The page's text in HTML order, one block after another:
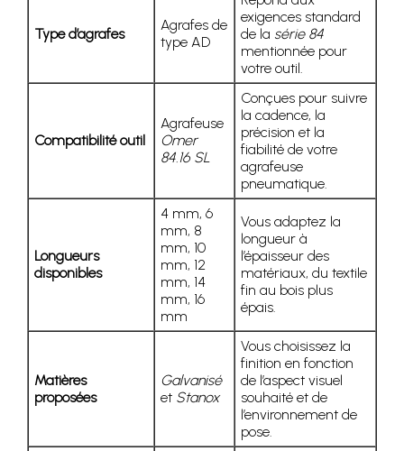
Type d’agrafes
Agrafes de
type AD
exigences standard
de la série 84
mentionnée pour
votre outil.
Compatibilité outil
Agrafeuse
Omer
84.16 SL
Conçues pour suivre
la cadence, la
précision et la
fiabilité de votre
agrafeuse
pneumatique.
Longueurs
disponibles
4 mm, 6
mm, 8
mm, 10
mm, 12
mm, 14
mm, 16
mm
Vous adaptez la
longueur à
l’épaisseur des
matériaux, du textile
fin au bois plus
épais.
Matières
proposées
Galvanisé
et Stanox
Vous choisissez la
finition en fonction
de l’aspect visuel
souhaité et de
l’environnement de
pose.